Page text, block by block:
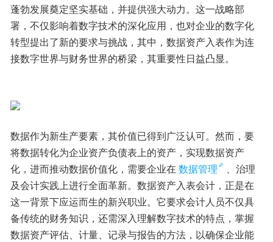
蓬勃发展奠定坚实基础，并提供强大动力。这一战略部
署，不仅影响着数字技术的深化应用，也对企业的数字化
转型提出了新的要求与挑战，其中，数据资产入表作为连
接数字世界与财务世界的桥梁，其重要性日益凸显。
数据作为新生产要素，其价值已得到广泛认可。然而，要
将数据转化为企业资产负债表上的资产，实现数据资产
化，进而推动数据价值化，需要企业在 数据管理
、治理
及会计实践上进行全面革新。数据资产入表会计，正是在
这一背景下应运而生的新兴职业。它要求会计人员不仅具
备传统的财务知识，还需深入理解数字技术的特点，掌握
数据资产评估、计量、记录与报告的方法，以确保企业能